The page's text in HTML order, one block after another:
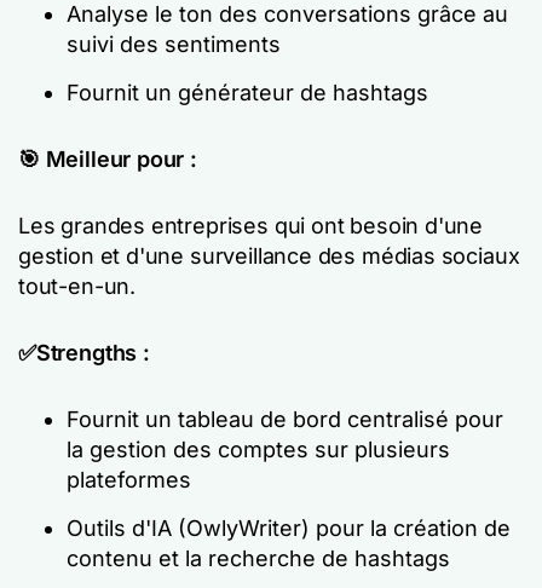
Analyse le ton des conversations grâce au
suivi des sentiments
Fournit un générateur de hashtags
🎯 Meilleur pour :
Les grandes entreprises qui ont besoin d'une
gestion et d'une surveillance des médias sociaux
tout-en-un.
✅Strengths :
Fournit un tableau de bord centralisé pour
la gestion des comptes sur plusieurs
plateformes
Outils d'IA (OwlyWriter) pour la création de
contenu et la recherche de hashtags